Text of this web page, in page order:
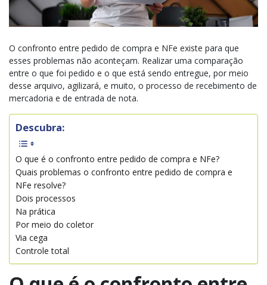
O confronto entre pedido de compra e NFe existe para que
esses problemas não aconteçam. Realizar uma comparação
entre o que foi pedido e o que está sendo entregue, por meio
desse arquivo, agilizará, e muito, o processo de recebimento de
mercadoria e de entrada de nota.
Descubra:
O que é o confronto entre pedido de compra e NFe?
Quais problemas o confronto entre pedido de compra e
NFe resolve?
Dois processos
Na prática
Por meio do coletor
Via cega
Controle total